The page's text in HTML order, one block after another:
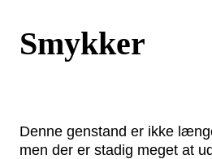
Smykker
Denne genstand er ikke
men der er stadig meget at